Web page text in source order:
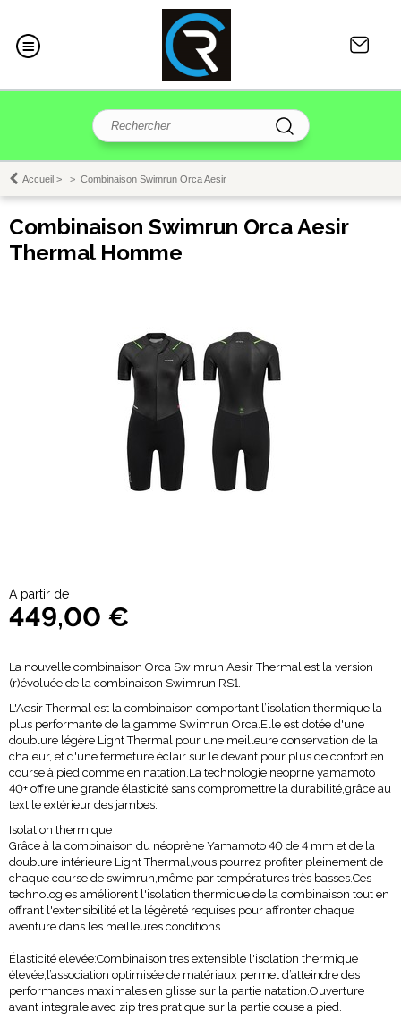
Accueil > > Combinaison Swimrun Orca Aesir
Combinaison Swimrun Orca Aesir
Thermal Homme
A partir de
449,00 €
La nouvelle combinaison Orca Swimrun Aesir Thermal est la version
(r)évoluée de la combinaison Swimrun RS1.
L'Aesir Thermal est la combinaison comportant l’isolation thermique la
plus performante de la gamme Swimrun Orca.Elle est dotée d'une
doublure légère Light Thermal pour une meilleure conservation de la
chaleur, et d'une fermeture éclair sur le devant pour plus de confort en
course à pied comme en natation.La technologie neoprne yamamoto
40+ offre une grande élasticité sans compromettre la durabilité,grâce au
textile extérieur des jambes.
Isolation thermique
Grâce à la combinaison du néoprène Yamamoto 40 de 4 mm et de la
doublure intérieure Light Thermal,vous pourrez profiter pleinement de
chaque course de swimrun,même par températures très basses.Ces
technologies améliorent l'isolation thermique de la combinaison tout en
offrant l'extensibilité et la légèreté requises pour affronter chaque
aventure dans les meilleures conditions.
Élasticité elevée:Combinaison tres extensible l'isolation thermique
élevée,l’association optimisée de matériaux permet d’atteindre des
performances maximales en glisse sur la partie natation.Ouverture
avant integrale avec zip tres pratique sur la partie couse a pied.